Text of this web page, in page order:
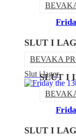
SLUT I
BEVAKA
Slut i lager
SLUT I
SLUT I